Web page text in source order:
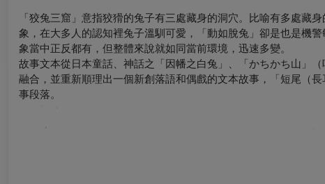
「狡兔三窟」意指狡猾的兔子有三處藏身的洞穴。比喻有多處藏
象，在大多人的認知裡兔子溫馴可愛，「動如脫兔」卻是也是機
象當中正反都有，但整體來說就如同當前環境，迅速多變。
故事文本從日本童話、神話之「因幡之白兔」、「かちかち山」
融合，並重新順理出一個新創落語和偶戲的文本故事，「短尾（
事段落。